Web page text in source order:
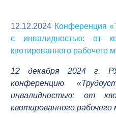
12.12.2024 Конференция
с инвалидностью: от
квотированного рабочего
12 декабря 2024 г.
конференцию
инвалидностью: от
квотированного рабочего